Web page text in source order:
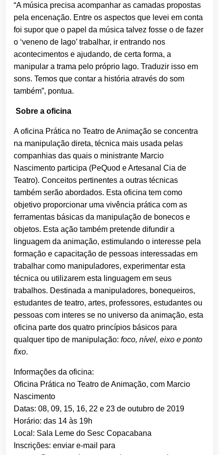
“A música precisa acompanhar as camadas propostas
pela encenação. Entre os aspectos que levei em conta
foi supor que o papel da música talvez fosse o de fazer
o ‘veneno de Iago’ trabalhar, ir entrando nos
acontecimentos e ajudando, de certa forma, a
manipular a trama pelo próprio Iago. Traduzir isso em
sons. Temos que contar a história através do som
também”, pontua.
Sobre a oficina
A oficina Prática no Teatro de Animação se concentra
na manipulação direta, técnica mais usada pelas
companhias das quais o ministrante Marcio
Nascimento participa (PeQuod e Artesanal Cia de
Teatro). Conceitos pertinentes a outras técnicas
também serão abordados. Esta oficina tem como
objetivo proporcionar uma vivência prática com as
ferramentas básicas da manipulação de bonecos e
objetos. Esta ação também pretende difundir a
linguagem da animação, estimulando o interesse pela
formação e capacitação de pessoas interessadas em
trabalhar como manipuladores, experimentar esta
técnica ou utilizarem esta linguagem em seus
trabalhos. Destinada a manipuladores, bonequeiros,
estudantes de teatro, artes, professores, estudantes ou
pessoas com interes se no universo da animação, esta
oficina parte dos quatro princípios básicos para
qualquer tipo de manipulação: foco, nível, eixo e ponto
fixo.
Informações da oficina:
Oficina Prática no Teatro de Animação, com Marcio
Nascimento
Datas: 08, 09, 15, 16, 22 e 23 de outubro de 2019
Horário: das 14 às 19h
Local: Sala Leme do Sesc Copacabana
Inscrições: enviar e-mail para